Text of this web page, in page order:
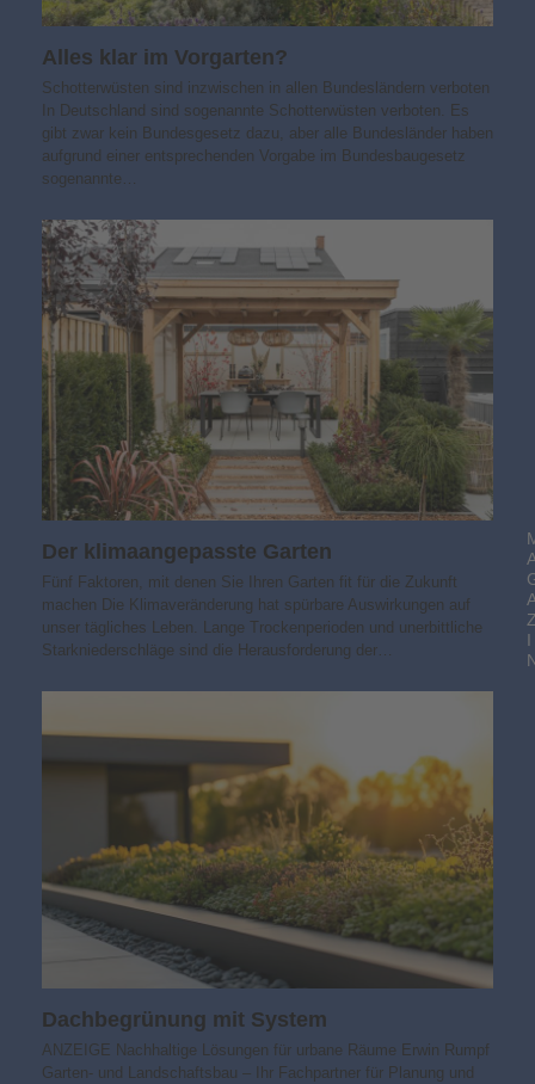
Alles klar im Vorgarten?
Schotterwüsten sind inzwischen in allen Bundesländern verboten
In Deutschland sind sogenannte Schotterwüsten verboten. Es
gibt zwar kein Bundesgesetz dazu, aber alle Bundesländer haben
aufgrund einer entsprechenden Vorgabe im Bundesbaugesetz
sogenannte…
Der klimaangepasste Garten
Fünf Faktoren, mit denen Sie Ihren Garten fit für die Zukunft
machen Die Klimaveränderung hat spürbare Auswirkungen auf
unser tägliches Leben. Lange Trockenperioden und unerbittliche
Starkniederschläge sind die Herausforderung der…
Dachbegrünung mit System
ANZEIGE Nachhaltige Lösungen für urbane Räume Erwin Rumpf
Garten- und Landschaftsbau – Ihr Fachpartner für Planung und
I